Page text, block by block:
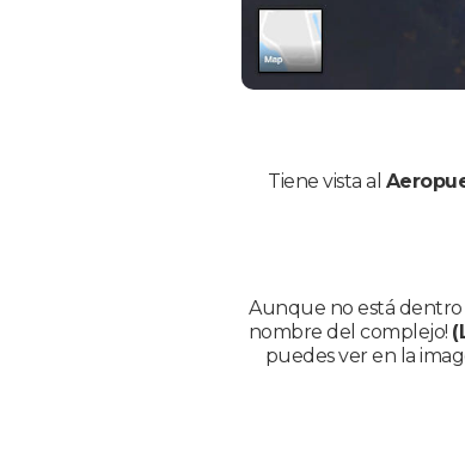
Tiene vista al
Aunque no está dentro
nombre del complejo!
puedes ver en la